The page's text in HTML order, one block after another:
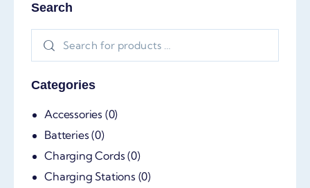
Search
Categories
Accessories (0)
Batteries (0)
Charging Cords (0)
Charging Stations (0)